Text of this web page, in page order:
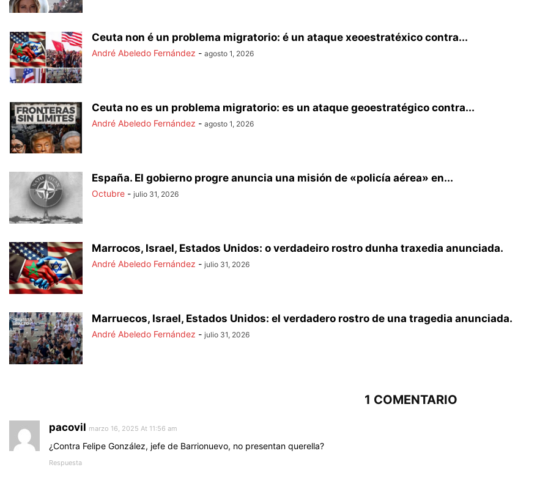
Ceuta non é un problema migratorio: é un ataque xeoestratéxico contra...
André Abeledo Fernández - agosto 1, 2026
Ceuta no es un problema migratorio: es un ataque geoestratégico contra...
André Abeledo Fernández - agosto 1, 2026
España. El gobierno progre anuncia una misión de «policía aérea» en...
Octubre - julio 31, 2026
Marrocos, Israel, Estados Unidos: o verdadeiro rostro dunha traxedia anunciada.
André Abeledo Fernández - julio 31, 2026
Marruecos, Israel, Estados Unidos: el verdadero rostro de una tragedia anunciada.
André Abeledo Fernández - julio 31, 2026
1 COMENTARIO
pacovil marzo 16, 2025 At 11:56 am
¿Contra Felipe González, jefe de Barrionuevo, no presentan querella?
Respuesta